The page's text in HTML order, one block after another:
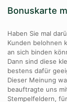
Bonuskarte
Haben Sie mal
Kunden belohnen
an sich binden
Dann sind diese
bestens dafür
Dieser Meinung
beauftragte uns
Stempelfeldern,